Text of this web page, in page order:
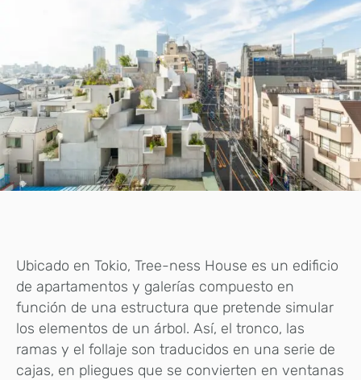
Ubicado en Tokio, Tree-ness House es un edificio
de apartamentos y galerías compuesto en
función de una estructura que pretende simular
los elementos de un árbol. Así, el tronco, las
ramas y el follaje son traducidos en una serie de
cajas, en pliegues que se convierten en ventanas